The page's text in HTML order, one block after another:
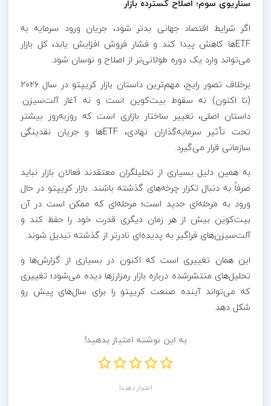
سناریوی سوم؛ اصلاح گسترده بازار
اگر شرایط اقتصاد جهانی بدتر شود، جریان ورود سرمایه به
ETFها کاهش پیدا کند و فشار فروش افزایش یابد، کل بازار
می‌تواند وارد یک دوره طولانی‌تر از اصلاح و نوسان شود.
برخلاف تصور رایج، مهم‌ترین داستان بازار کریپتو در سال ۲۰۲۶
(تا اکنون) نه سقوط بیت‌کوین است و نه آغاز آلت‌سیزن.
داستان اصلی، تغییر ساختار بازاری است که روزبه‌روز بیشتر
تحت تأثیر سرمایه‌گذاران نهادی، ETFها و جریان نقدینگی
سازمانی قرار می‌گیرد.
به همین دلیل بسیاری از تحلیلگران معتقدند فعالان بازار نباید
صرفاً به دنبال تکرار چرخه‌های گذشته باشند. بازار کریپتو در حال
ورود به مرحله‌ای جدید است؛ مرحله‌ای که ممکن است در آن
بیت‌کوین بیش از هر زمان دیگری قدرت خود را حفظ کند و
آلت‌سیزن‌های فراگیر به پدیده‌ای نادرتر از گذشته تبدیل شوند.
این همان تغییری است که اکنون در بسیاری از گزارش‌ها و
تحلیل‌های منتشرشده درباره بازار رمزارزها دیده می‌شود؛ تغییری
که می‌تواند آینده صنعت کریپتو را برای سال‌های پیش رو
شکل دهد.
به این نوشته امتیاز بدهید!
امتیاز دهید!